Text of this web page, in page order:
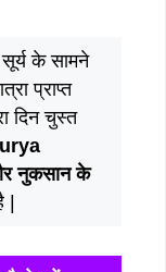
के सामने
प्राप्त
दिन चुस्त
नुकसान के
|